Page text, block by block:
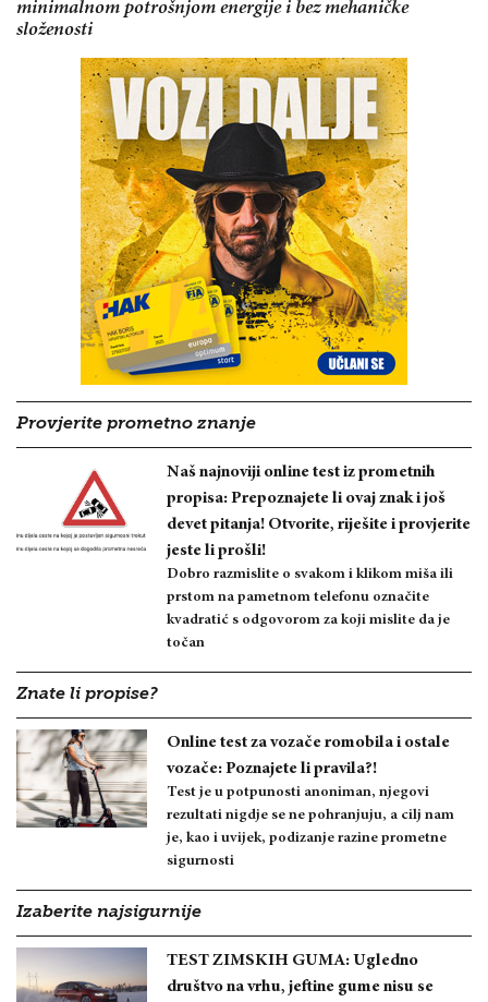
minimalnom potrošnjom energije i bez mehaničke
složenosti
Provjerite prometno znanje
Naš najnoviji online test iz prometnih
propisa: Prepoznajete li ovaj znak i još
devet pitanja! Otvorite, riješite i provjerite
jeste li prošli!
Dobro razmislite o svakom i klikom miša ili
prstom na pametnom telefonu označite
kvadratić s odgovorom za koji mislite da je
točan
Znate li propise?
Online test za vozače romobila i ostale
vozače: Poznajete li pravila?!
Test je u potpunosti anoniman, njegovi
rezultati nigdje se ne pohranjuju, a cilj nam
je, kao i uvijek, podizanje razine prometne
sigurnosti
Izaberite najsigurnije
TEST ZIMSKIH GUMA: Ugledno
društvo na vrhu, jeftine gume nisu se